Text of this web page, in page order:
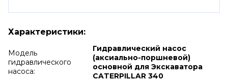
Характеристики:
Модель
гидравлического
насоса:
Гидравлический насос
(аксиально-поршневой)
основной для Экскаватора
CATERPILLAR 340